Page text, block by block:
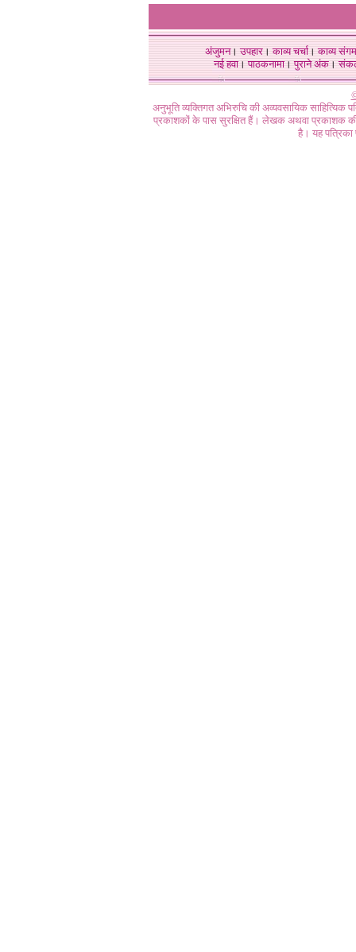
अंजुमन।उपहार।काव्य चर्चा।काव्य संगम
नई हवा। पाठकनामा। पुराने अंक।
अनुभूति व्यक्तिगत अभिरुचि की अव्यवसायिक
प्रकाशकों के पास सुरक्षित हैं। लेखक अथवा प्रकाशक की
है। यह पत्रिका